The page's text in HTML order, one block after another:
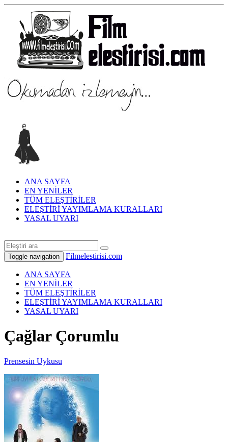
ANA SAYFA
EN YENİLER
TÜM ELEŞTİRİLER
ELEŞTİRİ YAYIMLAMA KURALLARI
YASAL UYARI
Toggle navigation Filmelestirisi.com
ANA SAYFA
EN YENİLER
TÜM ELEŞTİRİLER
ELEŞTİRİ YAYIMLAMA KURALLARI
YASAL UYARI
Çağlar Çorumlu
Prensesin Uykusu